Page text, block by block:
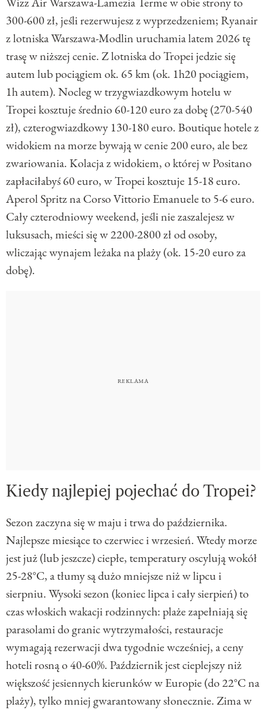
300-600 zł, jeśli rezerwujesz z wyprzedzeniem; Ryanair
z lotniska Warszawa-Modlin uruchamia latem 2026 tę
trasę w niższej cenie. Z lotniska do Tropei jedzie się
autem lub pociągiem ok. 65 km (ok. 1h20 pociągiem,
1h autem). Nocleg w trzygwiazdkowym hotelu w
Tropei kosztuje średnio 60-120 euro za dobę (270-540
zł), czterogwiazdkowy 130-180 euro. Boutique hotele z
widokiem na morze bywają w cenie 200 euro, ale bez
zwariowania. Kolacja z widokiem, o której w Positano
zapłaciłabyś 60 euro, w Tropei kosztuje 15-18 euro.
Aperol Spritz na Corso Vittorio Emanuele to 5-6 euro.
Cały czterodniowy weekend, jeśli nie zaszalejesz w
luksusach, mieści się w 2200-2800 zł od osoby,
wliczając wynajem leżaka na plaży (ok. 15-20 euro za
dobę).
Kiedy najlepiej pojechać do Tropei?
Sezon zaczyna się w maju i trwa do października.
Najlepsze miesiące to czerwiec i wrzesień. Wtedy morze
jest już (lub jeszcze) ciepłe, temperatury oscylują wokół
25-28°C, a tłumy są dużo mniejsze niż w lipcu i
sierpniu. Wysoki sezon (koniec lipca i cały sierpień) to
czas włoskich wakacji rodzinnych: plaże zapełniają się
parasolami do granic wytrzymałości, restauracje
wymagają rezerwacji dwa tygodnie wcześniej, a ceny
hoteli rosną o 40-60%. Październik jest cieplejszy niż
większość jesiennych kierunków w Europie (do 22°C na
plaży), tylko mniej gwarantowany słonecznie. Zima w